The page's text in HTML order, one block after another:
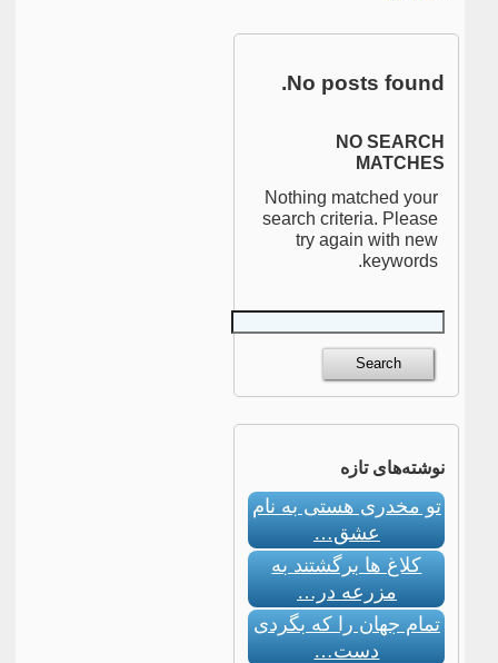
No posts found.
NO SEARCH
MATCHES
Nothing matched your
search criteria. Please
try again with new
keywords.
نوشته‌های تازه
تو مخدری هستی به نام
عشق…
کلاغ ها برگشتند به
مزرعه در…
تمام جهان را که بگردی
دست…